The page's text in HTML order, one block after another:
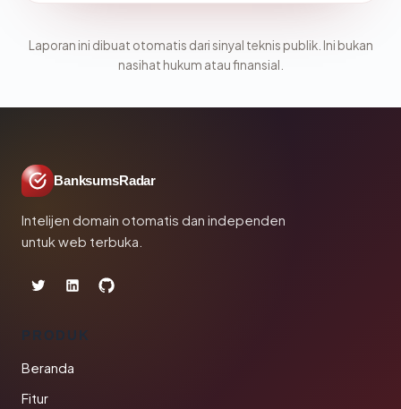
Laporan ini dibuat otomatis dari sinyal teknis publik. Ini bukan
nasihat hukum atau finansial.
BanksumsRadar
Intelijen domain otomatis dan independen
untuk web terbuka.
PRODUK
Beranda
Fitur